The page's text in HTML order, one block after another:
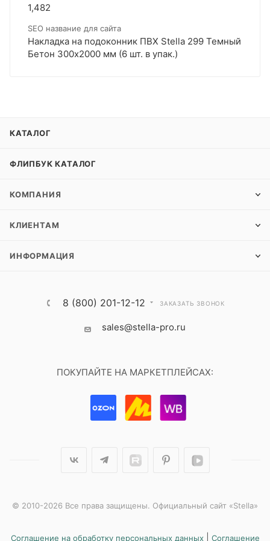
1,482
SEO название для сайта
Накладка на подоконник ПВХ Stella 299 Темный
Бетон 300х2000 мм (6 шт. в упак.)
КАТАЛОГ
ФЛИПБУК КАТАЛОГ
КОМПАНИЯ
КЛИЕНТАМ
ИНФОРМАЦИЯ
8 (800) 201-12-12 ЗАКАЗАТЬ ЗВОНОК
sales@stella-pro.ru
ПОКУПАЙТЕ НА МАРКЕТПЛЕЙСАХ:
© 2010-2026 Все права защищены. Официальный сайт «Stella»
Соглашение на обработку персональных данных Соглашение